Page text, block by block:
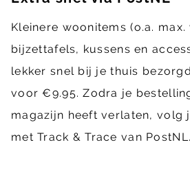
Kleinere woonitems (o.a.
bijzettafels, kussens en
lekker snel bij je thuis
voor €9.95. Zodra je
magazijn heeft verlaten, volg
met Track & Trace van PostNL.